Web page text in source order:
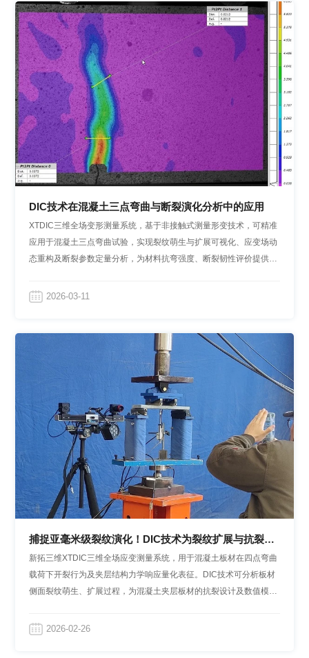
DIC技术在混凝土三点弯曲与断裂演化分析中的应用
XTDIC三维全场变形测量系统，基于非接触式测量形变技术，可精准
应用于混凝土三点弯曲试验，实现裂纹萌生与扩展可视化、应变场动
态重构及断裂参数定量分析，为材料抗弯强度、断裂韧性评价提供精
2026-03-11
捕捉亚毫米级裂纹演化！DIC技术为裂纹扩展与抗裂研
究带来全新方案
新拓三维XTDIC三维全场应变测量系统，用于混凝土板材在四点弯曲
载荷下开裂行为及夹层结构力学响应量化表征。DIC技术可分析板材
侧面裂纹萌生、扩展过程，为混凝土夹层板材的抗裂设计及数值模型
2026-02-26